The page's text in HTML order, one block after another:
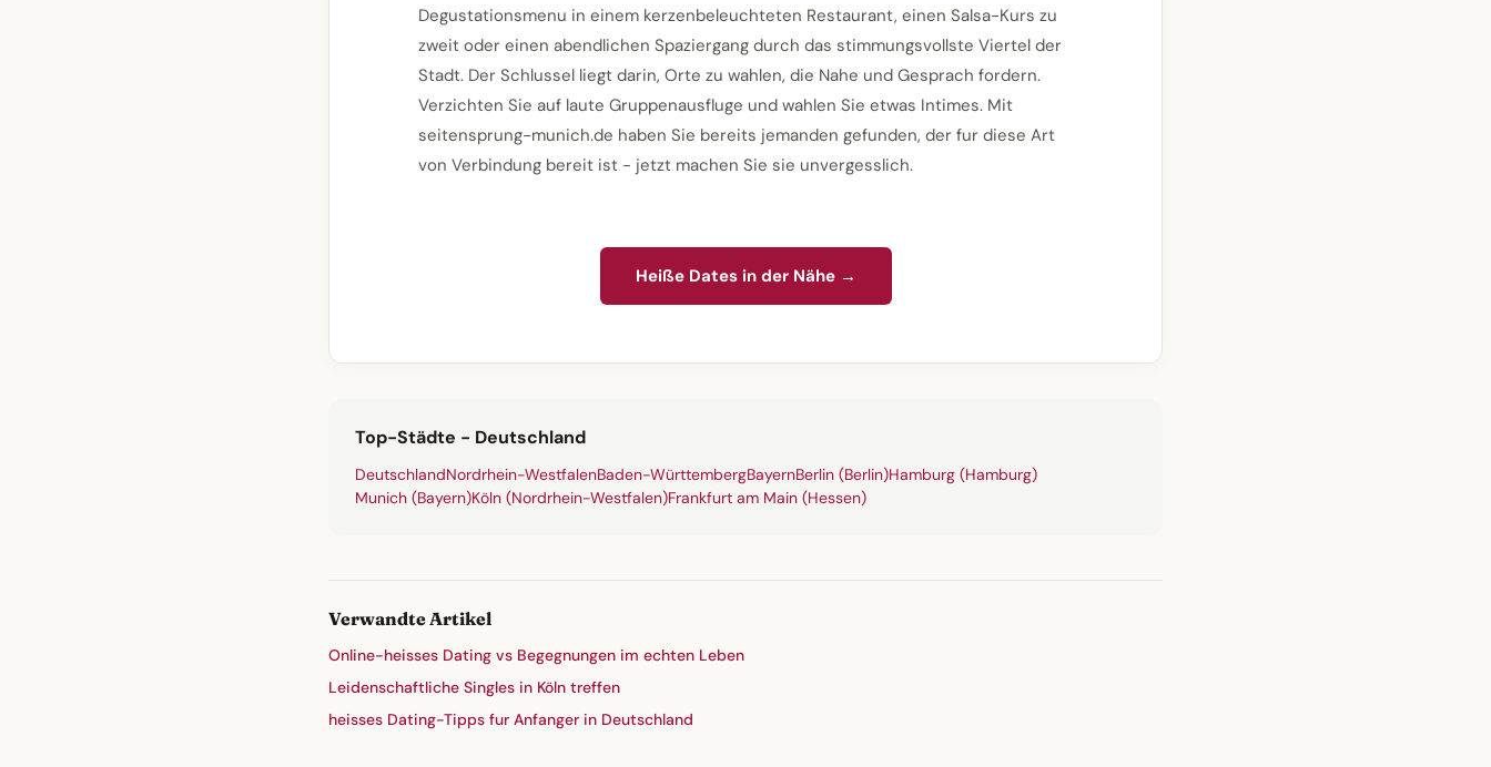
Degustationsmenu in einem kerzenbeleuchteten Restaurant, einen Salsa-Kurs zu
zweit oder einen abendlichen Spaziergang durch das stimmungsvollste Viertel der
Stadt. Der Schlussel liegt darin, Orte zu wahlen, die Nahe und Gesprach fordern.
Verzichten Sie auf laute Gruppenausfluge und wahlen Sie etwas Intimes. Mit
seitensprung-munich.de haben Sie bereits jemanden gefunden, der fur diese Art
von Verbindung bereit ist - jetzt machen Sie sie unvergesslich.
Heiße Dates in der Nähe →
Top-Städte - Deutschland
DeutschlandNordrhein-WestfalenBaden-WürttembergBayernBerlin (Berlin)Hamburg (Hamburg)
Munich (Bayern)Köln (Nordrhein-Westfalen)Frankfurt am Main (Hessen)
Verwandte Artikel
Online-heisses Dating vs Begegnungen im echten Leben
Leidenschaftliche Singles in Köln treffen
heisses Dating-Tipps fur Anfanger in Deutschland